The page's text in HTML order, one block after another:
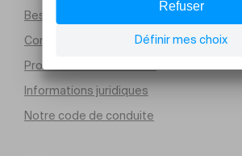
Besoin d’aide
Conditions générales de vente (PDF)
Protection des données
Informations juridiques
Notre code de conduite